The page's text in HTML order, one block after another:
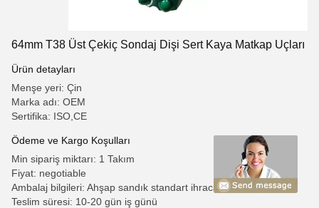
64mm T38 Üst Çekiç Sondaj Dişi Sert Kaya Matkap Uçları
Ürün detayları
Menşe yeri: Çin
Marka adı: OEM
Sertifika: ISO,CE
Ödeme ve Kargo Koşulları
Min sipariş miktarı: 1 Takım
Fiyat: negotiable
Ambalaj bilgileri: Ahşap sandık standart ihracat paket
Teslim süresi: 10-20 gün iş günü